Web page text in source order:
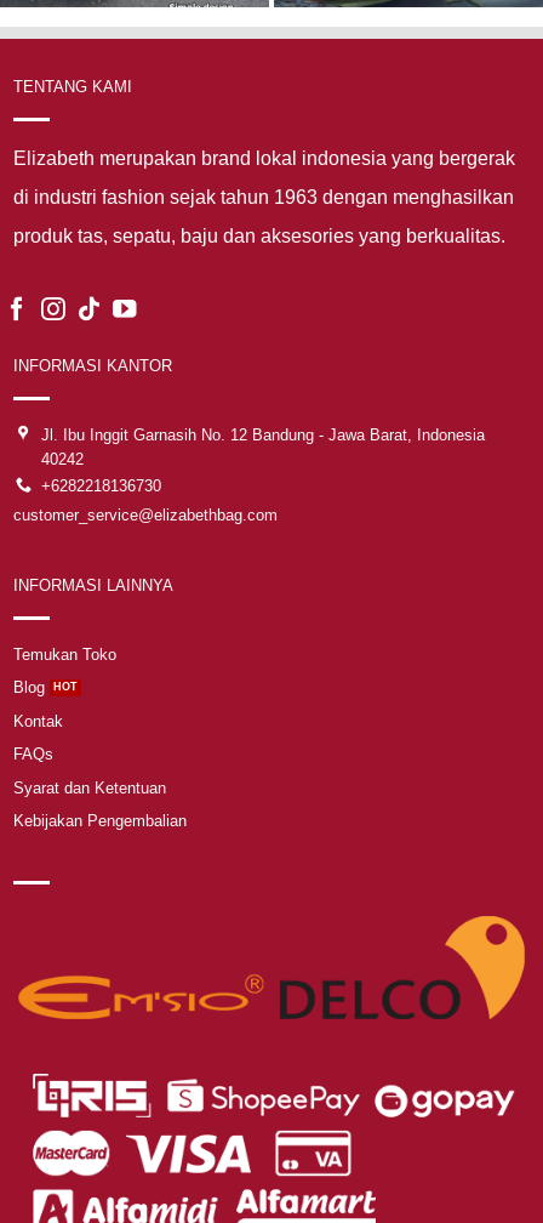
TENTANG KAMI
Elizabeth merupakan brand lokal indonesia yang bergerak
di industri fashion sejak tahun 1963 dengan menghasilkan
produk tas, sepatu, baju dan aksesories yang berkualitas.
INFORMASI KANTOR
Jl. Ibu Inggit Garnasih No. 12 Bandung - Jawa Barat, Indonesia
40242
+6282218136730
customer_service@elizabethbag.com
INFORMASI LAINNYA
Temukan Toko
Blog
Kontak
FAQs
Syarat dan Ketentuan
Kebijakan Pengembalian